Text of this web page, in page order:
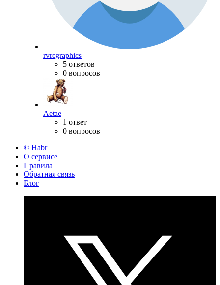
rvregraphics
5 ответов
0 вопросов
Aetae
1 ответ
0 вопросов
© Habr
О сервисе
Правила
Обратная связь
Блог